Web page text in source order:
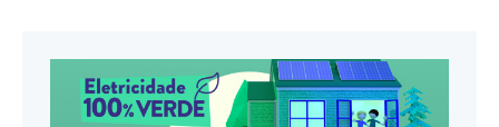
CONTADORES ELÉTRICOS
FATURAS